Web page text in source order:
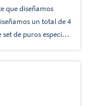
que diseñamos
un total de 4
de puros especial